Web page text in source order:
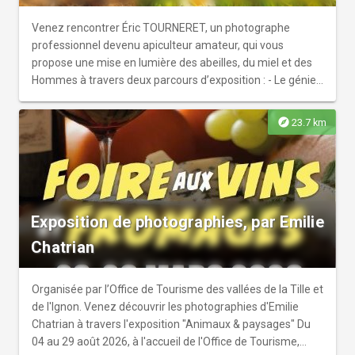
Venez rencontrer Éric TOURNERET, un photographe
professionnel devenu apiculteur amateur, qui vous
propose une mise en lumière des abeilles, du miel et des
Hommes à travers deux parcours d’exposition : - Le génie
intelligence. - Les routes du miel mettant en avant les
récoltes insolites qui diffèrent en fonction des terroirs.
Découvrez en plus à propos de l'artiste : Photographe de
métier et de passion depuis 1989, Éric TOURNERET est
aujourd’hui connu dans le monde entier comme étant le
photographe des abeilles. Ayant passé toute son enfance
près d’Annecy, Éric a été sensibilisé très tôt à la beauté du
monde qui l’entoure. C’est à 17 ans qu’il découvre la
photographie en détail à travers l’univers de la mode et de
la publicité. En 2004, il exploite de nouveaux horizons et
s’intéresse à l’apiculture, ses photographies sont
remarquées et exposées en 2006 à l’Orangerie du Sénat.
Un premier ouvrage est également publié : “Le peuple des
abeilles”. Investi, Éric poursuit ses périples et plonge au
explore 23.7 km
Exposition de photographies, par Emilie
Chatrian
Organisée par l’Office de Tourisme des vallées de la Tille et
de l'Ignon. Venez découvrir les photographies d'Emilie
Chatrian à travers l'exposition "Animaux & paysages" Du
04 au 29 août 2026, à l'accueil de l'Office de Tourisme,